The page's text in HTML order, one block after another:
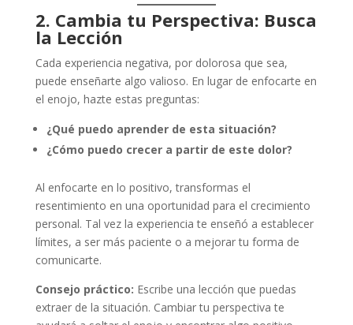
2. Cambia tu Perspectiva: Busca
la Lección
Cada experiencia negativa, por dolorosa que sea,
puede enseñarte algo valioso. En lugar de enfocarte en
el enojo, hazte estas preguntas:
¿Qué puedo aprender de esta situación?
¿Cómo puedo crecer a partir de este dolor?
Al enfocarte en lo positivo, transformas el
resentimiento en una oportunidad para el crecimiento
personal. Tal vez la experiencia te enseñó a establecer
límites, a ser más paciente o a mejorar tu forma de
comunicarte.
Consejo práctico: Escribe una lección que puedas
extraer de la situación. Cambiar tu perspectiva te